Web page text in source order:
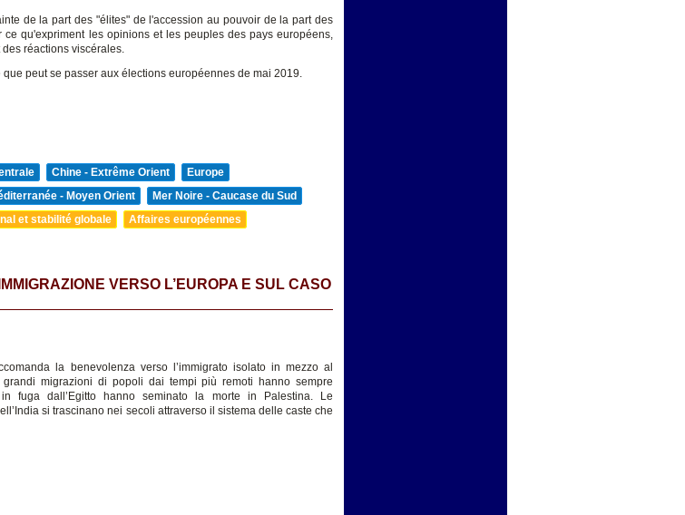
de la part des "élites" de l'accession au pouvoir de la part des
qu'expriment les opinions et les peuples des pays européens,
réactions viscérales.
peut se passer aux élections européennes de mai 2019.
Chine - Extrême Orient
Europe
- Moyen Orient
Mer Noire - Caucase du Sud
et stabilité globale
Affaires européennes
VERSO L’EUROPA E SUL CASO
la benevolenza verso l’immigrato isolato in mezzo al
grandi migrazioni di popoli dai tempi più remoti hanno sempre
fuga dall’Egitto hanno seminato la morte in Palestina. Le
si trascinano nei secoli attraverso il sistema delle caste che